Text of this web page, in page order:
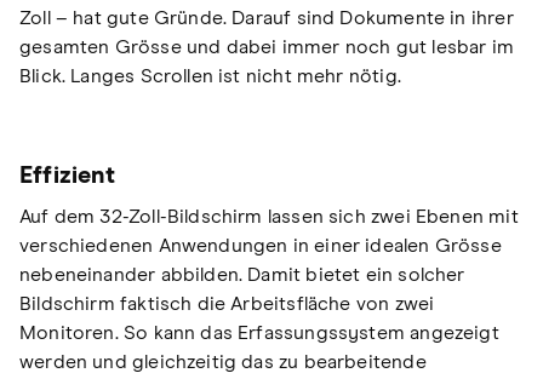
Zoll – hat gute Gründe. Darauf sind Dokumente in ihrer
gesamten Grösse und dabei immer noch gut lesbar im
Blick. Langes Scrollen ist nicht mehr nötig.
Effizient
Auf dem 32-Zoll-Bildschirm lassen sich zwei Ebenen mit
verschiedenen Anwendungen in einer idealen Grösse
nebeneinander abbilden. Damit bietet ein solcher
Bildschirm faktisch die Arbeitsfläche von zwei
Monitoren. So kann das Erfassungssystem angezeigt
werden und gleichzeitig das zu bearbeitende